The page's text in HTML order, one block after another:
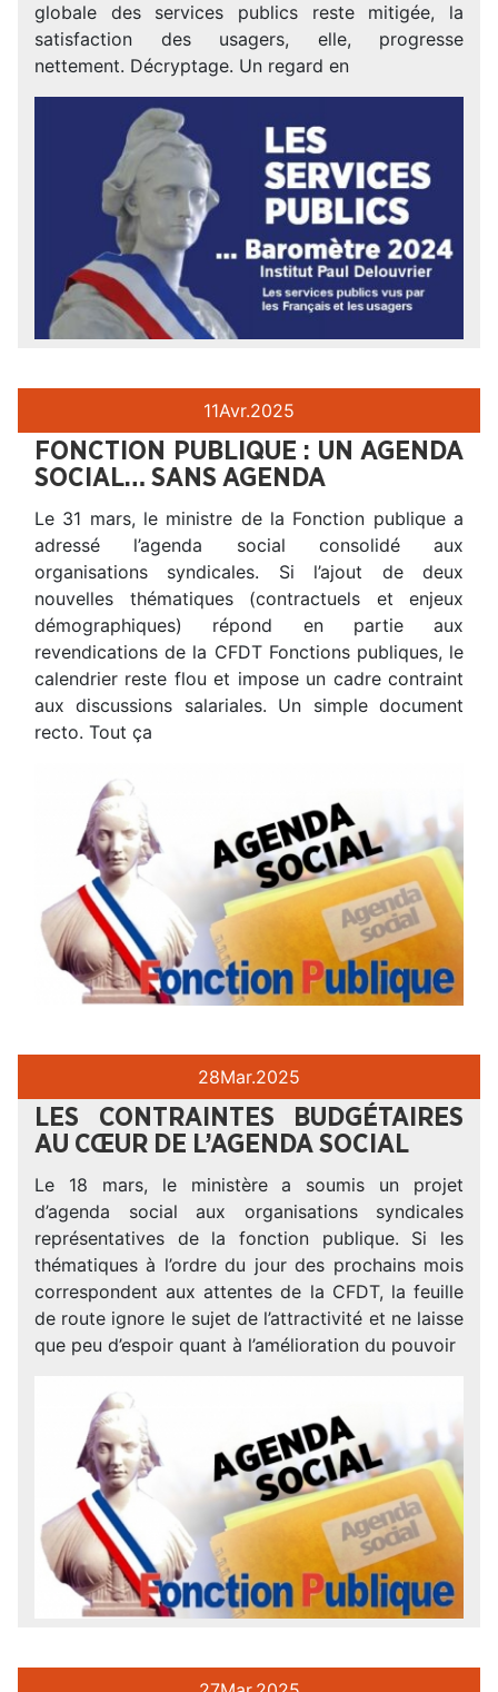
globale des services publics reste mitigée, la
satisfaction des usagers, elle, progresse
nettement. Décryptage. Un regard en
11Avr.2025
FONCTION PUBLIQUE : UN AGENDA
SOCIAL… SANS AGENDA
Le 31 mars, le ministre de la Fonction publique a
adressé l’agenda social consolidé aux
organisations syndicales. Si l’ajout de deux
nouvelles thématiques (contractuels et enjeux
démographiques) répond en partie aux
revendications de la CFDT Fonctions publiques, le
calendrier reste flou et impose un cadre contraint
aux discussions salariales. Un simple document
recto. Tout ça
28Mar.2025
LES CONTRAINTES BUDGÉTAIRES
AU CŒUR DE L’AGENDA SOCIAL
Le 18 mars, le ministère a soumis un projet
d’agenda social aux organisations syndicales
représentatives de la fonction publique. Si les
thématiques à l’ordre du jour des prochains mois
correspondent aux attentes de la CFDT, la feuille
de route ignore le sujet de l’attractivité et ne laisse
que peu d’espoir quant à l’amélioration du pouvoir